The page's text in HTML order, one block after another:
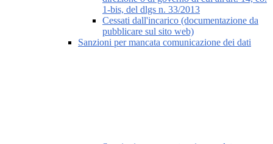
1-bis, del dlgs n. 33/2013
Cessati dall'incarico (documentazione da
pubblicare sul sito web)
Sanzioni per mancata comunicazione dei dati